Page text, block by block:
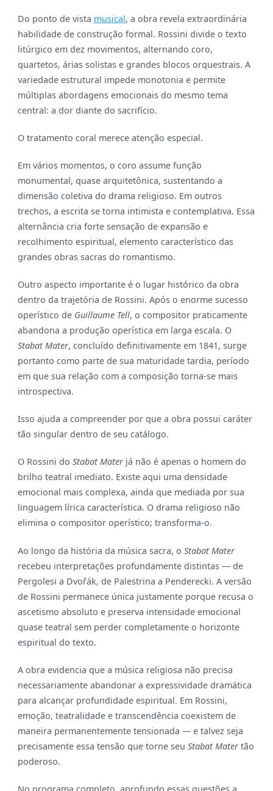
Do ponto de vista musical, a obra revela extraordinária
habilidade de construção formal. Rossini divide o texto
litúrgico em dez movimentos, alternando coro,
quartetos, árias solistas e grandes blocos orquestrais. A
variedade estrutural impede monotonia e permite
múltiplas abordagens emocionais do mesmo tema
central: a dor diante do sacrifício.
O tratamento coral merece atenção especial.
Em vários momentos, o coro assume função
monumental, quase arquitetônica, sustentando a
dimensão coletiva do drama religioso. Em outros
trechos, a escrita se torna intimista e contemplativa. Essa
alternância cria forte sensação de expansão e
recolhimento espiritual, elemento característico das
grandes obras sacras do romantismo.
Outro aspecto importante é o lugar histórico da obra
dentro da trajetória de Rossini. Após o enorme sucesso
operístico de Guillaume Tell, o compositor praticamente
abandona a produção operística em larga escala. O
Stabat Mater, concluído definitivamente em 1841, surge
portanto como parte de sua maturidade tardia, período
em que sua relação com a composição torna-se mais
introspectiva.
Isso ajuda a compreender por que a obra possui caráter
tão singular dentro de seu catálogo.
O Rossini do Stabat Materjá não é apenas o homem do
brilho teatral imediato. Existe aqui uma densidade
emocional mais complexa, ainda que mediada por sua
linguagem lírica característica. O drama religioso não
elimina o compositor operístico; transforma-o.
Ao longo da história da música sacra, o Stabat Mater
recebeu interpretações profundamente distintas — de
Pergolesi a Dvořák, de Palestrina a Penderecki. A versão
de Rossini permanece única justamente porque recusa o
ascetismo absoluto e preserva intensidade emocional
quase teatral sem perder completamente o horizonte
espiritual do texto.
A obra evidencia que a música religiosa não precisa
necessariamente abandonar a expressividade dramática
para alcançar profundidade espiritual. Em Rossini,
emoção, teatralidade e transcendência coexistem de
maneira permanentemente tensionada — e talvez seja
precisamente essa tensão que torne seu Stabat Matertão
poderoso.